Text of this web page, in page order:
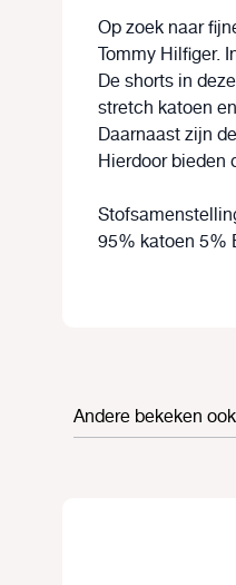
Op zoek naar
Tommy Hilfiger.
De shorts in
stretch katoen
Daarnaast zijn
Hierdoor bieden
95% katoen 5%
Andere bekeken ook